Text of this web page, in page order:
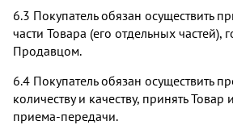
6.3 Покупатель обязан осуществить
части Товара (его отдельных частей),
Продавцом.
6.4 Покупатель обязан осуществить
количеству и качеству, принять Товар
приема-передачи.